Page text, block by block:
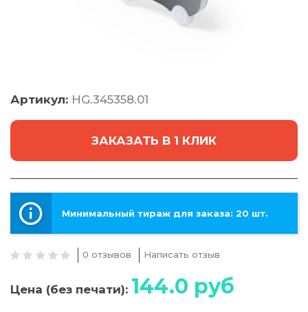
Артикул: HG.345358.01
ЗАКАЗАТЬ В 1 КЛИК
Минимальный тираж для заказа: 20 шт.
0 отзывов Написать отзыв
Цена (без печати): 144.0 руб